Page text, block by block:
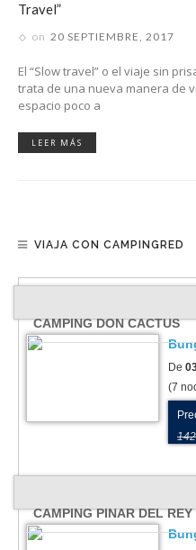
Travel”
on 20 SEPTIEMBRE, 2017
El “Slow travel” o el viaje sin
trata de una nueva manera de
espacio poco a
LEER MÁS
VIAJA CON CAMPINGRED
CAMPING DON CACTUS
De
(7
CAMPING PINAR DEL REY